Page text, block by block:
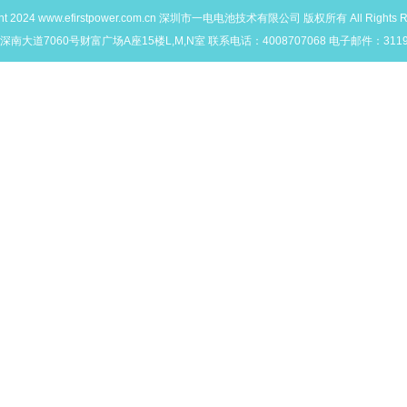
2024 www.efirstpower.com.cn 深圳市一电电池技术有限公司 版权所有 All Rights
南大道7060号财富广场A座15楼L,M,N室 联系电话：4008707068 电子邮件：